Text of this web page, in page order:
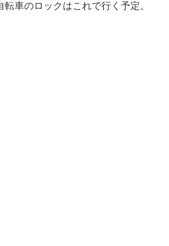
車のロックはこれで行く予定。